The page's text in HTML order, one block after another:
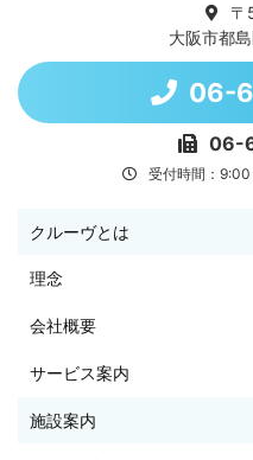
〒
大阪市都
06-
06-
受付時間：9:00
クルーヴとは
理念
会社概要
サービス案内
施設案内